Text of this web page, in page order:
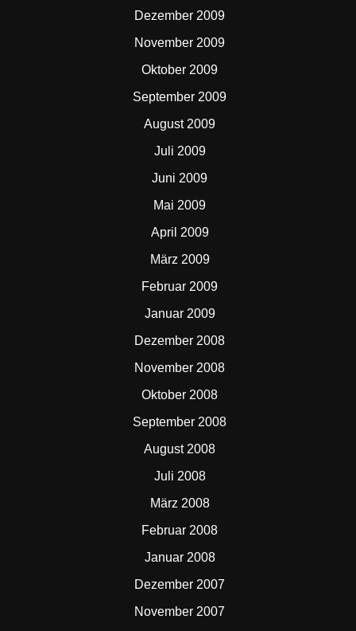
Dezember 2009
November 2009
Oktober 2009
September 2009
August 2009
Juli 2009
Juni 2009
Mai 2009
April 2009
März 2009
Februar 2009
Januar 2009
Dezember 2008
November 2008
Oktober 2008
September 2008
August 2008
Juli 2008
März 2008
Februar 2008
Januar 2008
Dezember 2007
November 2007